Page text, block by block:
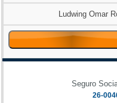
Ludwing Omar
Seguro
26-